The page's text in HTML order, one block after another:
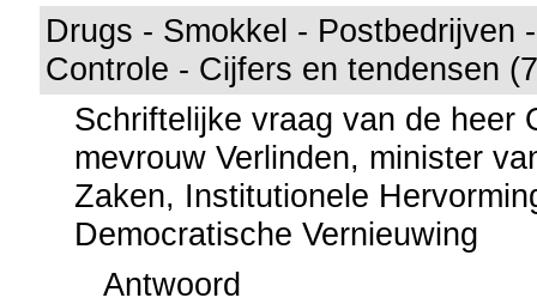
Drugs - Smokkel - Postbedrijven
Controle - Cijfers en tendensen
Schriftelijke vraag van de heer
mevrouw Verlinden, minister
Zaken, Institutionele
Democratische Vernieuwing
Antwoord